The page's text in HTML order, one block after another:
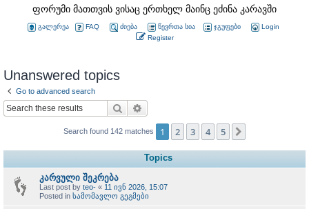
ფორუმი მათთვის ვისაც ერთხელ მაინც ეძინა კარავში
გალერეა FAQ ძიება წევრთა სია ჯგუფები
Login
Register
Unanswered topics
Go to advanced search
Search
Search found 142 matches 1 2 3 4 5
Topics
კარვული შეკრება
Last post by teo- « 11 ივნ 2026, 15:07
Posted in სამომავლო გეგმები